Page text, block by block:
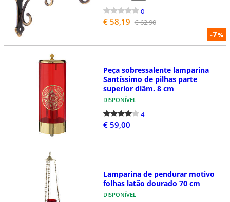
-7%
0
€ 58,19 € 62,90
Peça sobressalente lamparina
Santíssimo de pilhas parte
superior diâm. 8 cm
DISPONÍVEL
4
€ 59,00
Lamparina de pendurar motivo
folhas latão dourado 70 cm
DISPONÍVEL